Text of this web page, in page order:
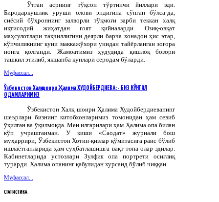
Ўтган асрнинг тўқсон тўртинчи йиллари эди.
Биродаркушлик уруши олови эндигина сўнган бўлса-да,
сиёсий бўҳроннинг залворли тўқмоғи зарби теккан халқ
иқтисодий жиҳатдан ғоят қийналарди. Озиқ-овқат
маҳсулотлари тақчиллигини деярли барча хонадон ҳис этар,
кўпчиликнинг куни маккажўхори унидан тайёрланган зоғора
нонга қолганди. Жамоатимиз ҳудудида қишлоқ бозори
ташкил этилиб, якшанба кунлари серодам бўларди.
Муфассал...
Ўзбекистон Халқ шоири Ҳалима ХУДОЙБЕРДИЕВА: - БИЗ КЎНГИЛ
ОДАМЛАРИМИЗ
Ўзбекистон Халқ шоири Ҳалима Худойбердиеванинг
шеърлари бизнинг китобхонларимиз томонидан ҳам севиб
ўқилган ва ўқилмоқда. Мен илгарилари ҳам Ҳалима опа билан
кўп учрашганман. У киши «Саодат» журнали бош
муҳаррири, Ўзбекистон Хотин-қизлар қўмитасига раис бўлиб
ишлаётганларида ҳам суҳбатлашишга вақт топа олар эдилар.
Кабинетларида устозлари Зулфия опа портрети осиғлиқ
турарди. Ҳалима опанинг қабулидан хурсанд бўлиб чиққан
Муфассал...
СТАТИСТИКА